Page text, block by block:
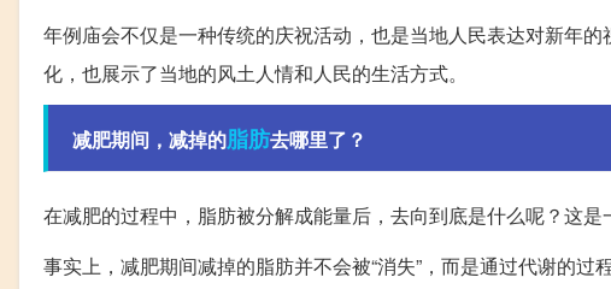
年例庙会不仅是一种传统的庆祝活动，也是当地人民表达对新年
化，也展示了当地的风土人情和人民的生活方式。
减肥期间，减掉的脂肪去哪里了？
在减肥的过程中，脂肪被分解成能量后，去向到底是什么呢？这是
事实上，减肥期间减掉的脂肪并不会被“消失”，而是通过代谢的过